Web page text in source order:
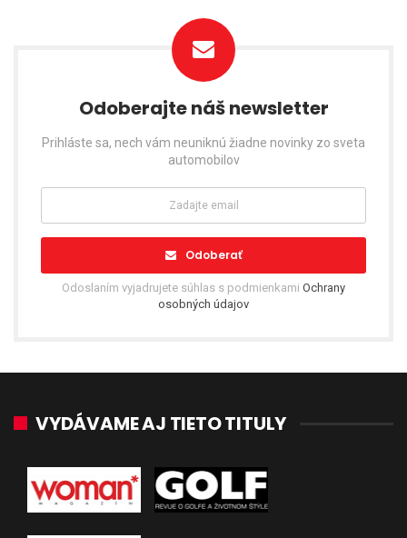
Odoberajte náš newsletter
Prihláste sa, nech vám neuniknú žiadne novinky zo sveta
automobilov
Odoberať
Odoslaním vyjadrujete súhlas s podmienkami Ochrany
osobných údajov
VYDÁVAME AJ TIETO TITULY